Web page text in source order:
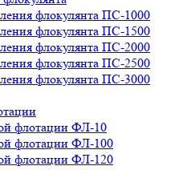
флокулянта ПС-1000
флокулянта ПС-1500
флокулянта ПС-2000
флокулянта ПС-2500
флокулянта ПС-3000
флотации ФЛ-10
флотации ФЛ-100
флотации ФЛ-120